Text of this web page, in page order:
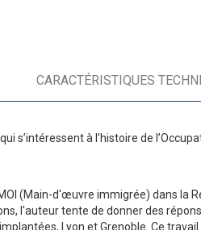
CARACTÉRISTIQUES
s’intéressent à l’histoire de
(Main-d'œuvre immigrée) dans la
l'auteur tente de donner des
Lyon et Grenoble. Ce